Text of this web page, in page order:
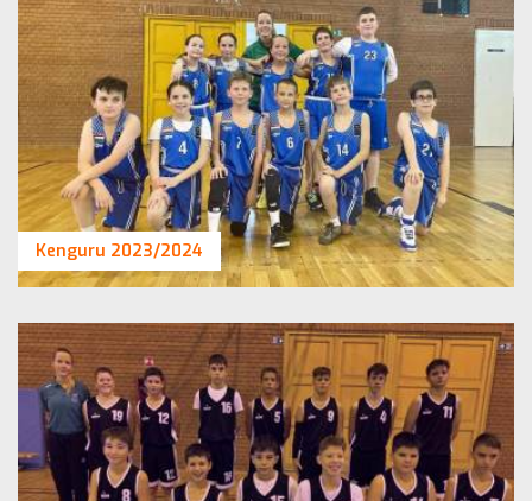
Kenguru 2023/2024